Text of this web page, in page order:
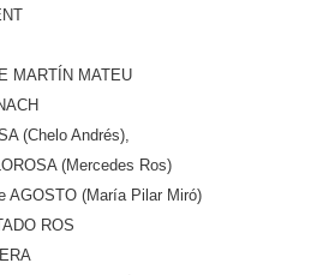
MATEU
(Chelo Andrés),
Ros)
Pilar Miró)
ROS